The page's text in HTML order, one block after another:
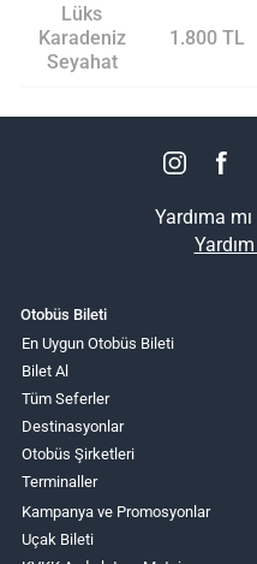
Lüks
Karadeniz
Seyahat
1.800 TL
Yardıma
Otobüs Bileti
En Uygun Otobüs Bileti
Bilet Al
Tüm Seferler
Destinasyonlar
Otobüs Şirketleri
Terminaller
Kampanya ve Promosyonlar
Uçak Bileti